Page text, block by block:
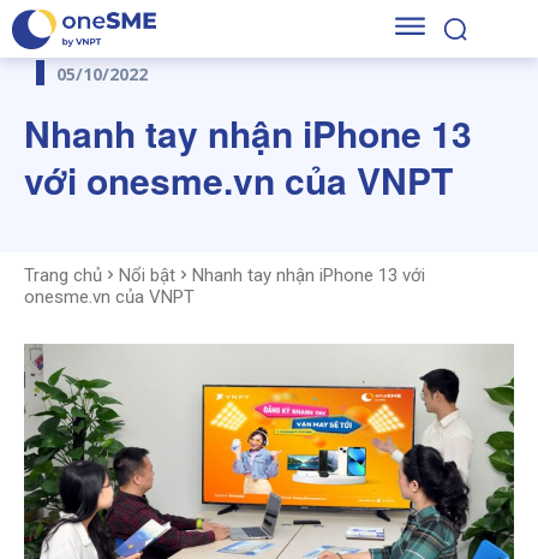
05/10/2022
Nhanh tay nhận iPhone 13
với onesme.vn của VNPT
Trang chủ Nổi bật
Nhanh tay nhận iPhone 13 với
onesme.vn của VNPT